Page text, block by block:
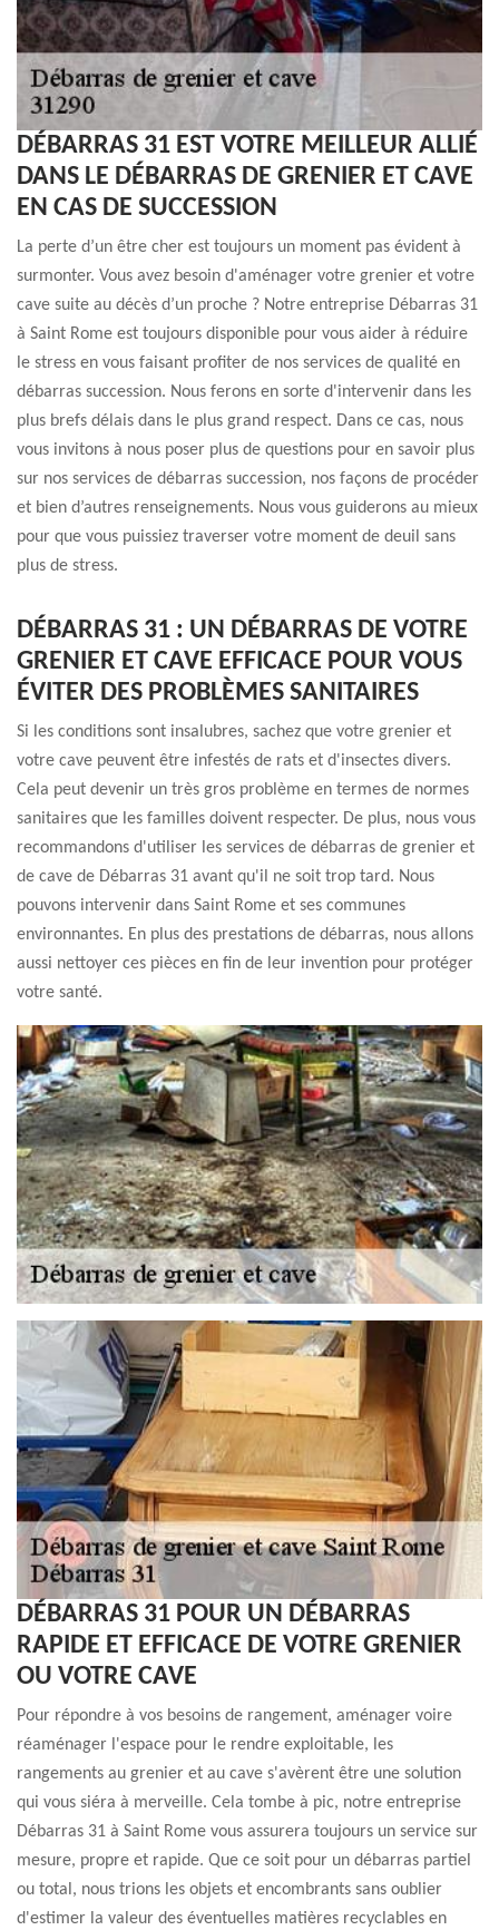
DÉBARRAS 31 EST VOTRE MEILLEUR ALLIÉ
DANS LE DÉBARRAS DE GRENIER ET CAVE
EN CAS DE SUCCESSION
La perte d’un être cher est toujours un moment pas évident à
surmonter. Vous avez besoin d'aménager votre grenier et votre
cave suite au décès d’un proche ? Notre entreprise Débarras 31
à Saint Rome est toujours disponible pour vous aider à réduire
le stress en vous faisant profiter de nos services de qualité en
débarras succession. Nous ferons en sorte d'intervenir dans les
plus brefs délais dans le plus grand respect. Dans ce cas, nous
vous invitons à nous poser plus de questions pour en savoir plus
sur nos services de débarras succession, nos façons de procéder
et bien d’autres renseignements. Nous vous guiderons au mieux
pour que vous puissiez traverser votre moment de deuil sans
plus de stress.
DÉBARRAS 31 : UN DÉBARRAS DE VOTRE
GRENIER ET CAVE EFFICACE POUR VOUS
ÉVITER DES PROBLÈMES SANITAIRES
Si les conditions sont insalubres, sachez que votre grenier et
votre cave peuvent être infestés de rats et d'insectes divers.
Cela peut devenir un très gros problème en termes de normes
sanitaires que les familles doivent respecter. De plus, nous vous
recommandons d'utiliser les services de débarras de grenier et
de cave de Débarras 31 avant qu'il ne soit trop tard. Nous
pouvons intervenir dans Saint Rome et ses communes
environnantes. En plus des prestations de débarras, nous allons
aussi nettoyer ces pièces en fin de leur invention pour protéger
votre santé.
DÉBARRAS 31 POUR UN DÉBARRAS
RAPIDE ET EFFICACE DE VOTRE GRENIER
OU VOTRE CAVE
Pour répondre à vos besoins de rangement, aménager voire
réaménager l'espace pour le rendre exploitable, les
rangements au grenier et au cave s'avèrent être une solution
qui vous siéra à merveille. Cela tombe à pic, notre entreprise
Débarras 31 à Saint Rome vous assurera toujours un service sur
mesure, propre et rapide. Que ce soit pour un débarras partiel
ou total, nous trions les objets et encombrants sans oublier
d'estimer la valeur des éventuelles matières recyclables en